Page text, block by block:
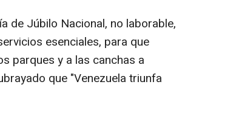
de Júbilo Nacional, no laborable,
esenciales, para que
parques y a las canchas a
que "Venezuela triunfa